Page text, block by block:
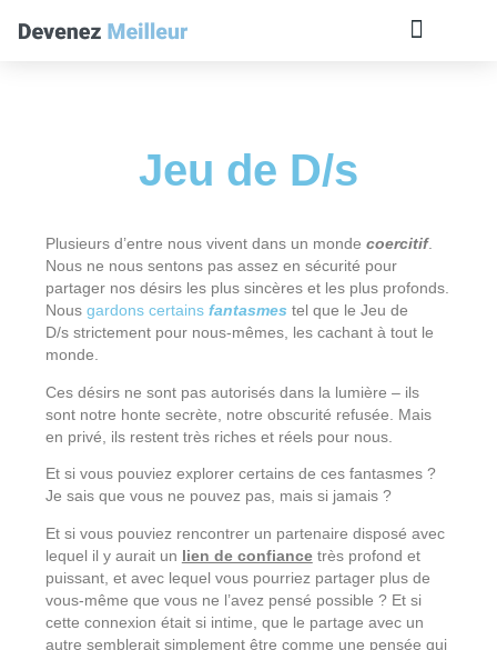
Jeu de D/s
Plusieurs d’entre nous vivent dans un monde coercitif.
Nous ne nous sentons pas assez en sécurité pour
partager nos désirs les plus sincères et les plus profonds.
Nous gardons certains fantasmes tel que le Jeu de
D/s strictement pour nous-mêmes, les cachant à tout le
monde.
Ces désirs ne sont pas autorisés dans la lumière – ils
sont notre honte secrète, notre obscurité refusée. Mais
en privé, ils restent très riches et réels pour nous.
Et si vous pouviez explorer certains de ces fantasmes ?
Je sais que vous ne pouvez pas, mais si jamais ?
Et si vous pouviez rencontrer un partenaire disposé avec
lequel il y aurait un
lien de confiancetrès profond et
puissant, et avec lequel vous pourriez partager plus de
vous-même que vous ne l’avez pensé possible ? Et si
cette connexion était si intime, que le partage avec un
autre semblerait simplement être comme une pensée qui